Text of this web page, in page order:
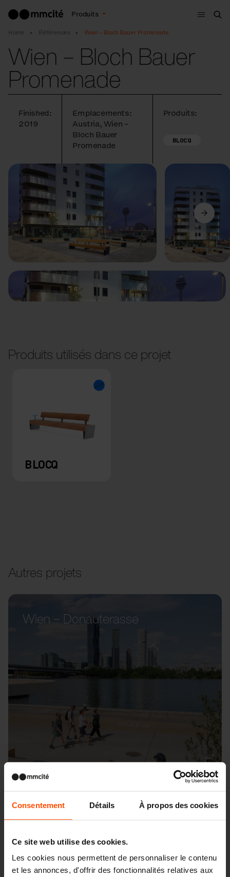
Consentement Détails À propos des cookies
Ce site web utilise des cookies.
Les cookies nous permettent de personnaliser le contenu
et les annonces, d'offrir des fonctionnalités relatives aux
Produits
Menu
Home Références Wien – Bloch Bauer Promenade
Wien – Bloch Bauer
Promenade
Finished:
2019
Emplacements:
Austria, Wien –
Bloch Bauer
Promenade
Produits:
BLOCQ
Précédent Suivant
Produits utilisés dans ce projet
BLOCQ
Autres projets
Wien – Donauterasse